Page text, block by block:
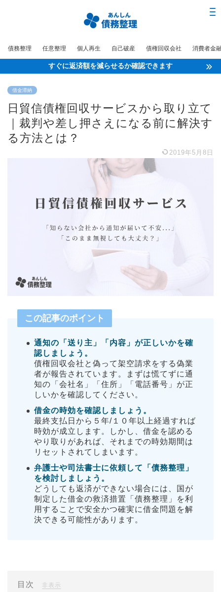
債務整理 任意整理 個人再生 自己破産 債権回収会社 消費者金
すぐに返済額を減らせるか確認できます
借金滞納
日貿信債権回収サービスから取り立て
｜裁判や差し押さえになる前に解決す
る方法とは？
2019年5月8日
この記事のポイント
通知の「送り主」「内容」が正しいかを確
認しましょう。
債権回収会社と偽って架空請求をする偽業
者が報告されています。まずは慌てずに通
知の「会社名」「住所」「電話番号」が正
しいかを確認してください。
借金の時効を確認しましょう。
最終支払日から５年/１０年以上経過すれば
時効が成立します。しかし、借金を認める
やり取りがあれば、それまでの時効期間は
リセットされてしまいます。
弁護士や司法書士に依頼して「債務整理」
を検討しましょう。
どうしても返済ができない場合には、国が
制定した借金の救済措置「債務整理」を利
用することで安全かつ確実に借金問題を解
決できる可能性があります。
目次 非表示